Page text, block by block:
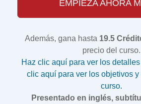
EMPIEZA AHORA
Además, gana hasta 19.5
precio del curso.
Haz clic aquí para ver los
clic aquí para ver los objetivos y
curso.
Presentado en inglés,